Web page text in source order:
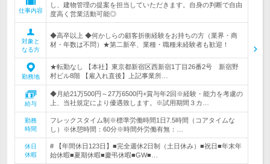
仕事内容
し、建物管理の提案を担当していただきます。自身の判断で自由
度高く営業活動可能◎
対象と
なる方
◆高卒以上 ◆何かしらの顧客折衝経験をお持ちの方（業界・商
材・年数は不問）★第二新卒、業種・職種未経験者も歓迎！
勤務地
★転勤なし 【本社】東京都新宿区西新宿1丁目26番2号 新宿野
村ビル8階 【雇入れ直後】上記事業所…
給与
◆月給21万500円～27万6500円+賞与年2回※経験・能力を考慮の
上、当社規定により優遇致します。※試用期間３カ…
勤務
時間
フレックスタイム制※標準労働時間1日7.5時間（コアタイムな
し）※休憩時間：60分※時間外労働有無：…
休日
休暇
# 【年間休日123日】■完全週休2日制（土日休み）■祝日■年末年
始休暇■夏期休暇■慶弔休暇■GW■…